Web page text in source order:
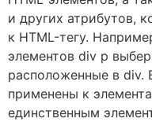
и других атрибутов,
к HTML-тегу.
элементов div p
расположенные в div.
применены к
единственным